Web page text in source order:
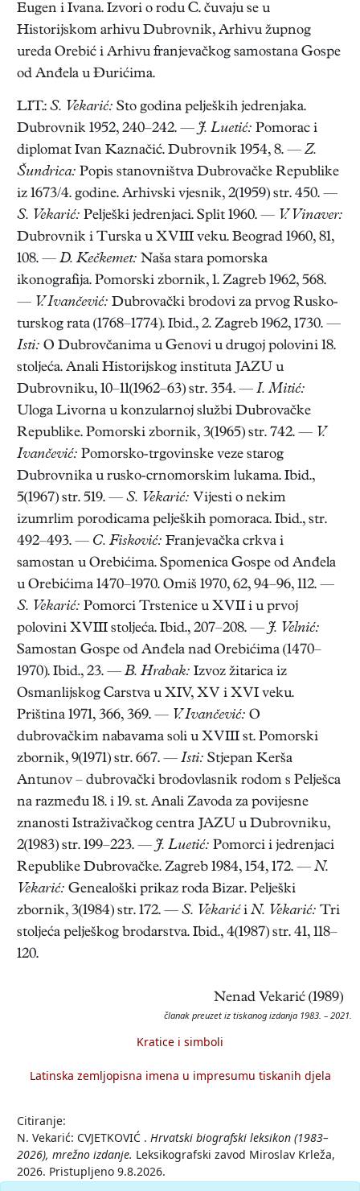
Eugen i Ivana. Izvori o rodu C. čuvaju se u
Historijskom arhivu Dubrovnik, Arhivu župnog
ureda Orebić i Arhivu franjevačkog samostana Gospe
od Anđela u Đurićima.
LIT.: S. Vekarić: Sto godina peljeških jedrenjaka.
Dubrovnik 1952, 240–242. — J. Luetić: Pomorac i
diplomat Ivan Kaznačić. Dubrovnik 1954, 8. — Z.
Šundrica: Popis stanovništva Dubrovačke Republike
iz 1673/4. godine. Arhivski vjesnik, 2(1959) str. 450. —
S. Vekarić: Pelješki jedrenjaci. Split 1960. — V. Vinaver:
Dubrovnik i Turska u XVIII veku. Beograd 1960, 81,
108. — D. Kečkemet: Naša stara pomorska
ikonografija. Pomorski zbornik, 1. Zagreb 1962, 568.
— V. Ivančević: Dubrovački brodovi za prvog Rusko-
turskog rata (1768–1774). Ibid., 2. Zagreb 1962, 1730. —
Isti: O Dubrovčanima u Genovi u drugoj polovini 18.
stoljeća. Anali Historijskog instituta JAZU u
Dubrovniku, 10–11(1962–63) str. 354. — I. Mitić:
Uloga Livorna u konzularnoj službi Dubrovačke
Republike. Pomorski zbornik, 3(1965) str. 742. — V.
Ivančević: Pomorsko-trgovinske veze starog
Dubrovnika u rusko-crnomorskim lukama. Ibid.,
5(1967) str. 519. — S. Vekarić: Vijesti o nekim
izumrlim porodicama peljeških pomoraca. Ibid., str.
492–493. — C. Fisković: Franjevačka crkva i
samostan u Orebićima. Spomenica Gospe od Anđela
u Orebićima 1470–1970. Omiš 1970, 62, 94–96, 112. —
S. Vekarić: Pomorci Trstenice u XVII i u prvoj
polovini XVIII stoljeća. Ibid., 207–208. — J. Velnić:
Samostan Gospe od Anđela nad Orebićima (1470–
1970). Ibid., 23. — B. Hrabak: Izvoz žitarica iz
Osmanlijskog Carstva u XIV, XV i XVI veku.
Priština 1971, 366, 369. — V. Ivančević: O
dubrovačkim nabavama soli u XVIII st. Pomorski
zbornik, 9(1971) str. 667. — Isti: Stjepan Kerša
Antunov – dubrovački brodovlasnik rodom s Pelješca
na razmeđu 18. i 19. st. Anali Zavoda za povijesne
znanosti Istraživačkog centra JAZU u Dubrovniku,
2(1983) str. 199–223. — J. Luetić: Pomorci i jedrenjaci
Republike Dubrovačke. Zagreb 1984, 154, 172. — N.
Vekarić: Genealoški prikaz roda Bizar. Pelješki
zbornik, 3(1984) str. 172. — S. Vekarić i N. Vekarić: Tri
stoljeća pelješkog brodarstva. Ibid., 4(1987) str. 41, 118–
120.
Nenad Vekarić (1989)
članak preuzet iz tiskanog izdanja 1983. – 2021.
Kratice i simboli
Latinska zemljopisna imena u impresumu tiskanih djela
Citiranje:
N. Vekarić: CVJETKOVIĆ . Hrvatski biografski leksikon (1983–
2026), mrežno izdanje. Leksikografski zavod Miroslav Krleža,
2026. Pristupljeno 9.8.2026.